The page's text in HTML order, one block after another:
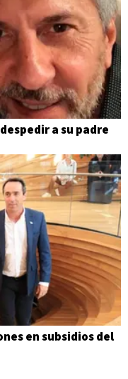
a su padre
en subsidios del